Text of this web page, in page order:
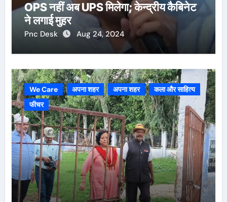
OPS नहीं अब UPS मिलेगा; केन्द्रीय कैबिनेट
ने लगाई मुहर
Pnc Desk Aug 24, 2024
We Care अपना शहर अपना शहर
कला और साहित्य
फीचर